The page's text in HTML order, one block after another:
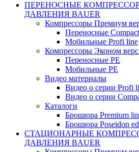
ПЕРЕНОСНЫЕ
ДАВЛЕНИЯ BAUER
Компрессоры Премиум
Переносные
Мобильные Profi line
Компрессоры Эконом
Переносные PE
Мобильные PE
Видео материалы
Видео о серии Profi
Видео о серии
Каталоги
Брошюра Premium
Брошюра Poseidon
СТАЦИОНАРНЫЕ
ДАВЛЕНИЯ BAUER